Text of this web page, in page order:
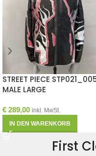
STREET PIECE
MALE LARGE
€ 289,00 inkl. MwSt.
IN DEN WARENKORB
First